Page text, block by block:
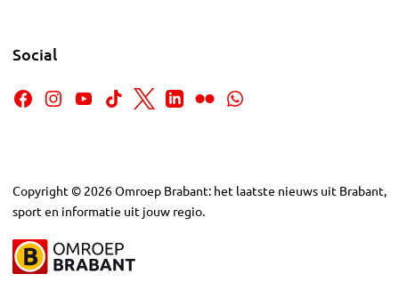
Social
Copyright © 2026Omroep Brabant: het laatste nieuws uit Brabant,
sport en informatie uit jouw regio.